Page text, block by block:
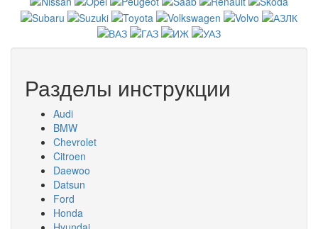
Разделы инструкции
Audi
BMW
Chevrolet
Citroen
Daewoo
Datsun
Ford
Honda